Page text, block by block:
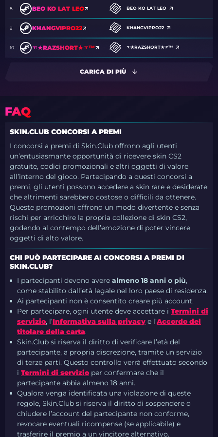
8 BEO KO LAT LEO BEO KO LAT LEO
9 KHANGVIPRO22 KHANGVIPRO22
10 ☜★RAZSHORT★☞™ ☜★RAZSHORT★☞™
CARICA DI PIÙ
FAQ
SKIN.CLUB CONCORSI A PREMI
I concorsi a premi di Skin.Club offrono agli utenti
un’entusiasmante opportunità di ricevere skin CS2
gratuite, codici promozionali e altri oggetti di valore
all’interno del gioco. Partecipando a questi concorsi a
premi, gli utenti possono accedere a skin rare e desiderate
che altrimenti sarebbero costose o difficili da ottenere.
Queste promozioni offrono un modo divertente e senza
rischi per arricchire la propria collezione di skin CS2,
godendo al contempo dell’emozione di poter vincere
oggetti di alto valore.
CHI PUÒ PARTECIPARE AI CONCORSI A PREMI DI
SKIN.CLUB?
I partecipanti devono avere almeno 18 anni o più,
come stabilito dall’età legale nel loro paese di residenza.
Ai partecipanti non è consentito creare più account.
Per partecipare, ogni utente deve accettare i Termini di
servizio, l’Informativa sulla privacy e l’Accordo del
titolare della carta.
Skin.Club si riserva il diritto di verificare l’età del
partecipante, a propria discrezione, tramite un servizio
di terze parti. Questo controllo verrà effettuato secondo
i Termini di servizioper confermare che il
partecipante abbia almeno 18 anni.
Qualora venga identificata una violazione di queste
regole, Skin.Club si riserva il diritto di sospendere o
chiudere l’account del partecipante non conforme,
revocare eventuali ricompense (se applicabile) e
trasferire il premio a un vincitore alternativo.